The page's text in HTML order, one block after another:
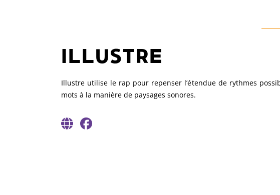
ILLUSTRE
Illustre utilise le rap pour repenser l’étendue de rythmes
mots à la manière de paysages sonores.